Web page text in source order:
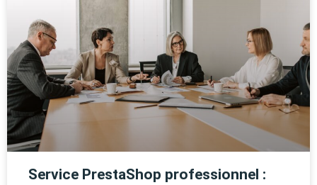
Service PrestaShop professionnel :